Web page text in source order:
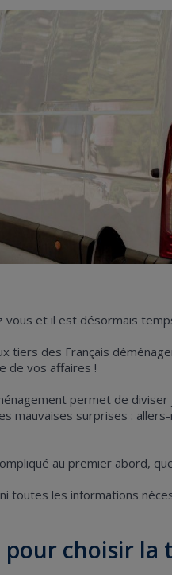
et il est désormais
tiers des Français
de vos affaires !
permet de
mauvaises surprises :
au premier abord,
toutes les informations
pour choisir